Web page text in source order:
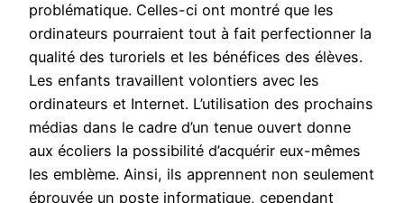
problématique. Celles-ci ont montré que les
ordinateurs pourraient tout à fait perfectionner la
qualité des turoriels et les bénéfices des élèves.
Les enfants travaillent volontiers avec les
ordinateurs et Internet. L’utilisation des prochains
médias dans le cadre d’un tenue ouvert donne
aux écoliers la possibilité d’acquérir eux-mêmes
les emblème. Ainsi, ils apprennent non seulement
éprouvée un poste informatique, cependant